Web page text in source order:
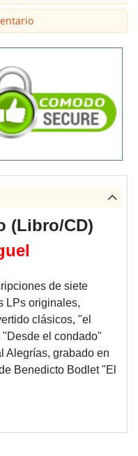
(Libro/CD)
de siete
LPs originales,
clásicos, "el
el condado"
Alegrías, grabado en
Benedicto Bodlet "El